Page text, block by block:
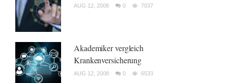
AUG 12, 2008 0 7037
Akademiker vergleich
Krankenversicherung
AUG 12, 2008 0 6533